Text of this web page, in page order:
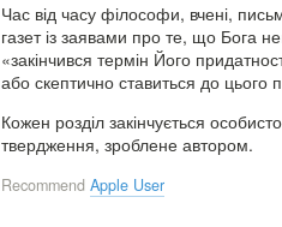
Час від часу філософи, вчені,
газет із заявами про те, що Бога
«закінчився термін Його
або скептично ставиться до цього
Кожен розділ закінчується
твердження, зроблене автором.
Recommend Apple User